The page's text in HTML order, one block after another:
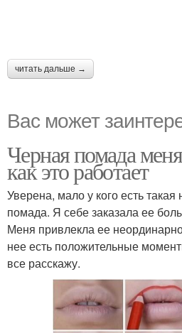
читать дальше →
Вас может
Черная помада
как это работает
Уверена, мало у кого есть
помада. Я себе заказала ее
Меня привлекла ее
нее есть положительные
все расскажу.